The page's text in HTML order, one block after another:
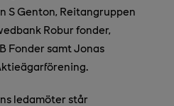
S Genton, Reitangruppen
Robur fonder,
Fonder samt Jonas
ledamöter står